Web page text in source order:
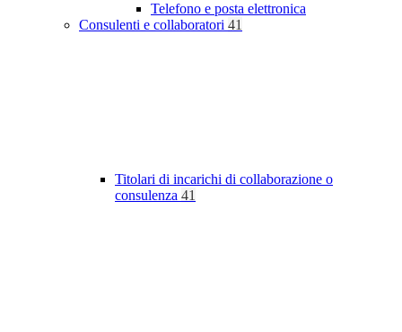
Telefono e posta elettronica
Consulenti e collaboratori 41
Titolari di incarichi di collaborazione o
consulenza 41